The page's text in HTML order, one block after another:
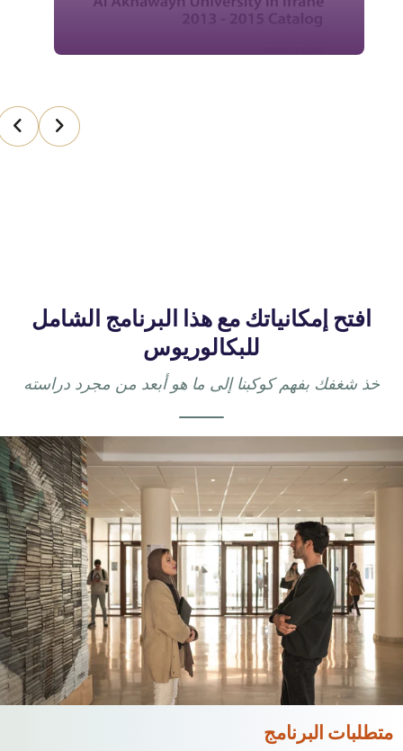
افتح إمكانياتك مع هذا البرنامج الشامل
للبكالوريوس
خذ شغفك بفهم كوكبنا إلى ما هو أبعد من مجرد دراسته
متطلبات البرنامج